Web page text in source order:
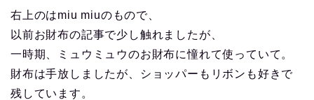
右上のはmiu miuのもので、
以前お財布の記事で少し触れましたが、
一時期、ミュウミュウのお財布に憧れて使っていて。
財布は手放しましたが、ショッパーもリボンも好きで
残しています。